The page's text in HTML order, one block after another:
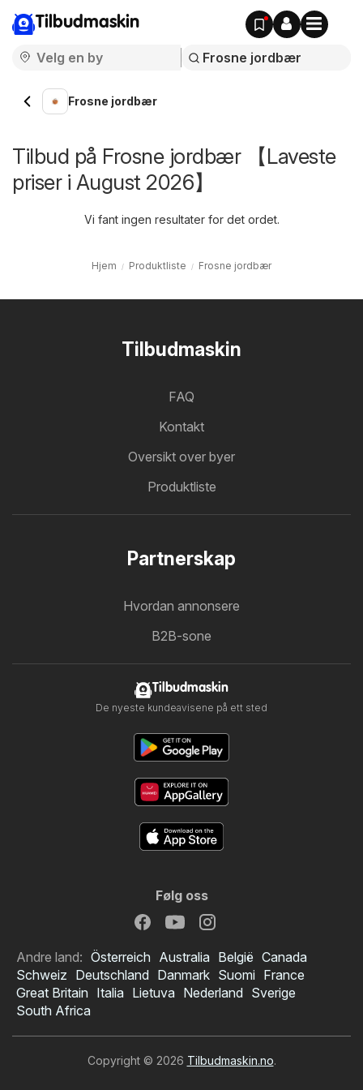
Tilbudmaskin
Frosne jordbær
Tilbud på Frosne jordbær 【Laveste
priser i August 2026】
Vi fant ingen resultater for det ordet.
Hjem Produktliste Frosne jordbær
Tilbudmaskin
FAQ
Kontakt
Oversikt over byer
Produktliste
Partnerskap
Hvordan annonsere
B2B-sone
Tilbudmaskin
De nyeste kundeavisene på ett sted
Følg oss
Andre land: Österreich Australia België Canada
Schweiz Deutschland Danmark Suomi France
Great Britain Italia Lietuva Nederland Sverige
South Africa
Copyright © 2026 Tilbudmaskin.no.